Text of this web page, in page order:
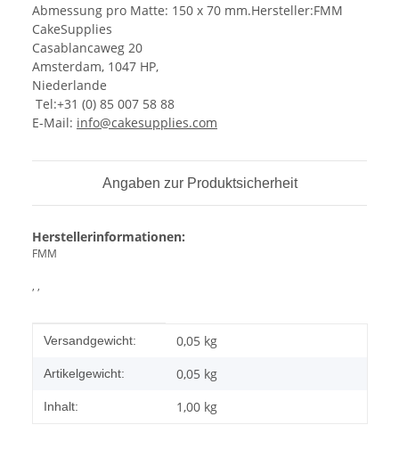
Abmessung pro Matte: 150 x 70 mm.Hersteller:FMM
CakeSupplies
Casablancaweg 20
Amsterdam, 1047 HP,
Niederlande
Tel:+31 (0) 85 007 58 88
E-Mail: info@cakesupplies.com
Angaben zur Produktsicherheit
Herstellerinformationen:
FMM
, ,
Produkteigenschaft
Wert
Versandgewicht: 0,05 kg
Artikelgewicht: 0,05 kg
Inhalt: 1,00 kg